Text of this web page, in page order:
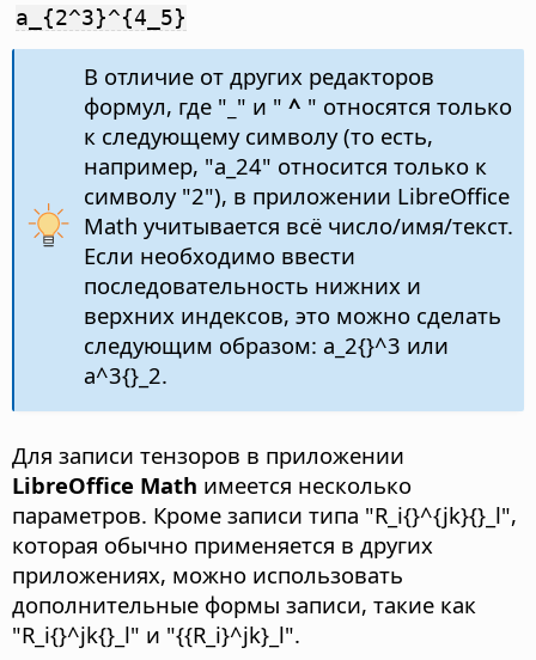
a_{2^3}^{4_5}
В отличие от других редакторов
формул, где " " и " ^ " относятся только
к следующему символу (то есть,
например, "a_24" относится только к
символу "2"), в приложении LibreOffice
Math учитывается всё число/имя/текст.
Если необходимо ввести
последовательность нижних и
верхних индексов, это можно сделать
следующим образом: a_2{}^3 или
a^3{}_2.
Для записи тензоров в приложении
LibreOffice Math имеется несколько
параметров. Кроме записи типа "R_i{}^{jk}{}_l",
которая обычно применяется в других
приложениях, можно использовать
дополнительные формы записи, такие как
"R_i{}^jk{}_l" и "{{R_i}^jk}_l".